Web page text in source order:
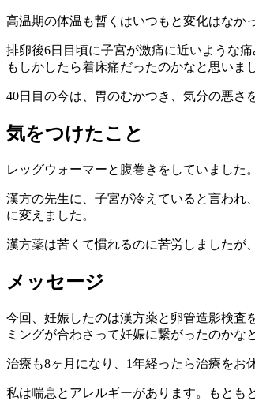
高温期の体温も暫くはいつもと変化はなか
排卵後6日目頃に子宮が激痛に近いような痛
もしかしたら着床痛だったのかなと思いま
40日目の今は、胃のむかつき、気分の悪さ
気をつけたこと
レッグウォーマーと腹巻きをしていました。
漢方の先生に、子宮が冷えていると言われ
に変えました。
漢方薬は苦くて慣れるのに苦労しましたが
メッセージ
今回、妊娠したのは漢方薬と卵管造影検査
ミングが合わさって妊娠に繋がったのかな
治療も8ヶ月になり、1年経ったら治療をお
私は喘息とアレルギーがあります。もとも